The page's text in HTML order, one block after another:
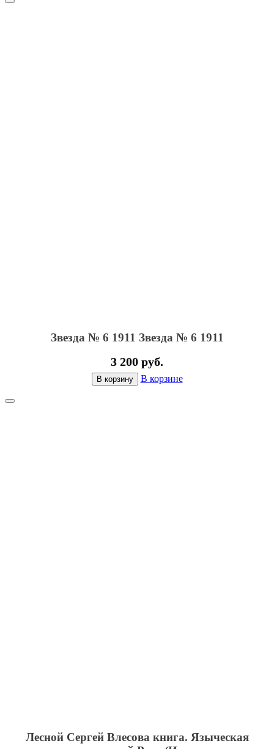
Звезда № 6 1911 Звезда № 6 1911
3 200 руб.
В корзину В корзине
Лесной Сергей Влесова книга. Языческая